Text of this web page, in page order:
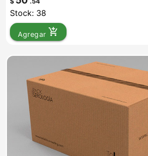
Stock: 38
Agregar add_shopping_cart